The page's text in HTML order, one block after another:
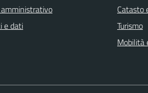
e dati
Catasto
Turismo
Mobilità